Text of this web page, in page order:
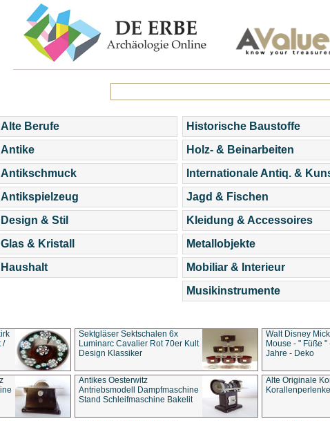
Alte Berufe
Antike
Antikschmuck
Antikspielzeug
Design & Stil
Glas & Kristall
Haushalt
Historische Baustoffe
Holz- & Beinarbeiten
Internationale Antiq. &
Jagd & Fischen
Kleidung & Accessoires
Metallobjekte
Mobiliar & Interieur
Musikinstrumente
/
Sektgläser Sektschalen 6x
Luminarc Cavalier Rot 70er Kult
Design Klassiker
Walt Disney
Mouse - " Füße
Jahre - Deko
Antikes Oesterwitz
Antriebsmodell Dampfmaschine
Stand Schleifmaschine Bakelit
Alte Originale